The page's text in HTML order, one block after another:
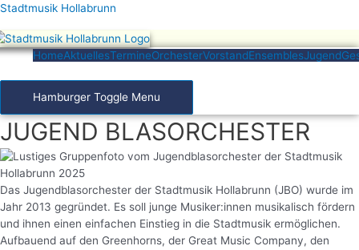
Zum
springen
Stadtmusik Hollabrunn
HomeAktuellesTermineOrchesterVorstandEnsemblesJugend
Hamburger Toggle Menu
JUGEND BLASORCHESTER
Das Jugendblasorchester der Stadtmusik Hollabrunn (JBO) wurde im
Jahr 2013 gegründet. Es soll junge Musiker:innen musikalisch fördern
und ihnen einen einfachen Einstieg in die Stadtmusik ermöglichen.
Aufbauend auf den Greenhorns, der Great Music Company, den